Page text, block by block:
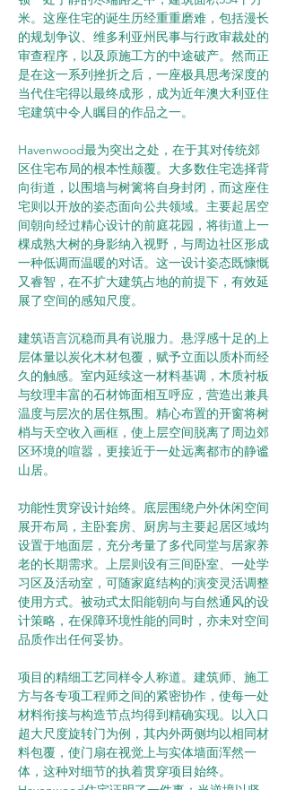
米。这座住宅的诞生历经重重磨难，包括漫长
的规划争议、维多利亚州民事与行政审裁处的
审查程序，以及原施工方的中途破产。然而正
是在这一系列挫折之后，一座极具思考深度的
当代住宅得以最终成形，成为近年澳大利亚住
宅建筑中令人瞩目的作品之一。
Havenwood最为突出之处，在于其对传统郊
区住宅布局的根本性颠覆。大多数住宅选择背
向街道，以围墙与树篱将自身封闭，而这座住
宅则以开放的姿态面向公共领域。主要起居空
间朝向经过精心设计的前庭花园，将街道上一
棵成熟大树的身影纳入视野，与周边社区形成
一种低调而温暖的对话。这一设计姿态既慷慨
又睿智，在不扩大建筑占地的前提下，有效延
展了空间的感知尺度。
建筑语言沉稳而具有说服力。悬浮感十足的上
层体量以炭化木材包覆，赋予立面以质朴而经
久的触感。室内延续这一材料基调，木质衬板
与纹理丰富的石材饰面相互呼应，营造出兼具
温度与层次的居住氛围。精心布置的开窗将树
梢与天空收入画框，使上层空间脱离了周边郊
区环境的喧嚣，更接近于一处远离都市的静谧
山居。
功能性贯穿设计始终。底层围绕户外休闲空间
展开布局，主卧套房、厨房与主要起居区域均
设置于地面层，充分考量了多代同堂与居家养
老的长期需求。上层则设有三间卧室、一处学
习区及活动室，可随家庭结构的演变灵活调整
使用方式。被动式太阳能朝向与自然通风的设
计策略，在保障环境性能的同时，亦未对空间
品质作出任何妥协。
项目的精细工艺同样令人称道。建筑师、施工
方与各专项工程师之间的紧密协作，使每一处
材料衔接与构造节点均得到精确实现。以入口
超大尺度旋转门为例，其内外两侧均以相同材
料包覆，使门扇在视觉上与实体墙面浑然一
体，这种对细节的执着贯穿项目始终。